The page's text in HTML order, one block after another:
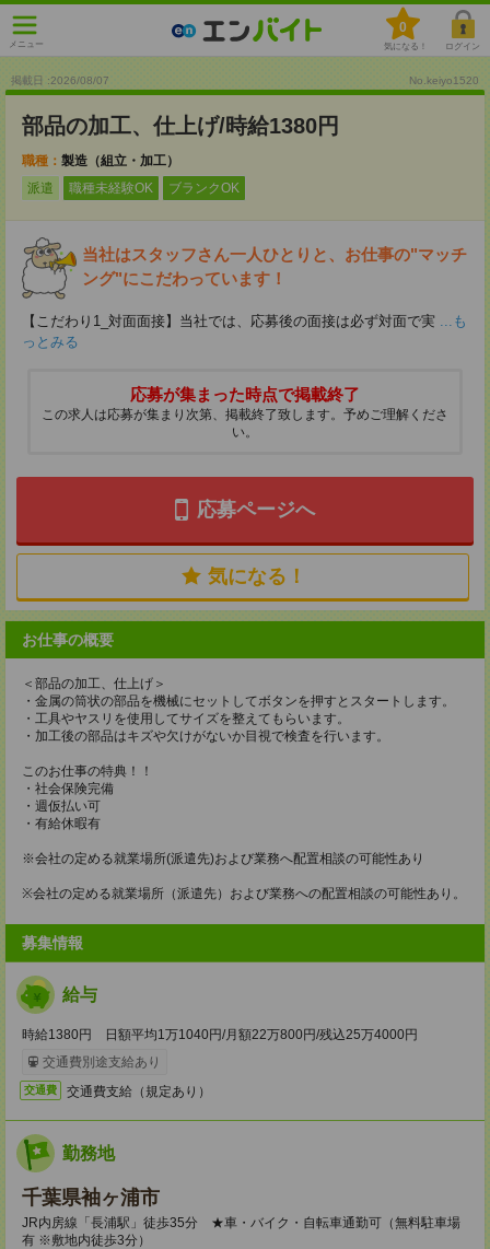
メニュー
0
気になる！ ログイン
掲載日 :2026/08/07 No.keiyo1520
部品の加工、仕上げ/時給1380円
職種： 製造（組立・加工）
派遣
職種未経験OK ブランクOK
当社はスタッフさん一人ひとりと、お仕事の"マッチ
ング"にこだわっています！
【こだわり1_対面面接】当社では、応募後の面接は必ず対面で実 ...も
っとみる
応募が集まった時点で掲載終了
この求人は応募が集まり次第、掲載終了致します。予めご理解くださ
い。
応募ページへ
気になる！
お仕事の概要
＜部品の加工、仕上げ＞
・金属の筒状の部品を機械にセットしてボタンを押すとスタートします。
・工具やヤスリを使用してサイズを整えてもらいます。
・加工後の部品はキズや欠けがないか目視で検査を行います。
このお仕事の特典！！
・社会保険完備
・週仮払い可
・有給休暇有
※会社の定める就業場所(派遣先)および業務へ配置相談の可能性あり
※会社の定める就業場所（派遣先）および業務への配置相談の可能性あり。
募集情報
給与
時給1380円 日額平均1万1040円/月額22万800円/残込25万4000円
交通費別途支給あり
交通費 交通費支給（規定あり）
勤務地
千葉県袖ヶ浦市
JR内房線「長浦駅」徒歩35分 ★車・バイク・自転車通勤可（無料駐車場
有 ※敷地内徒歩3分）